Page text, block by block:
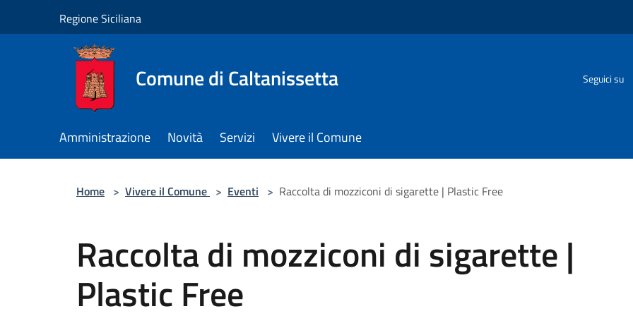
Regione Siciliana
Comune di Caltanissetta Seguici su
Amministrazione Novità Servizi Vivere il Comune
Home > Vivere il Comune > Eventi > Raccolta di mozziconi di sigarette | Plastic Free
Raccolta di mozziconi di sigarette |
Plastic Free